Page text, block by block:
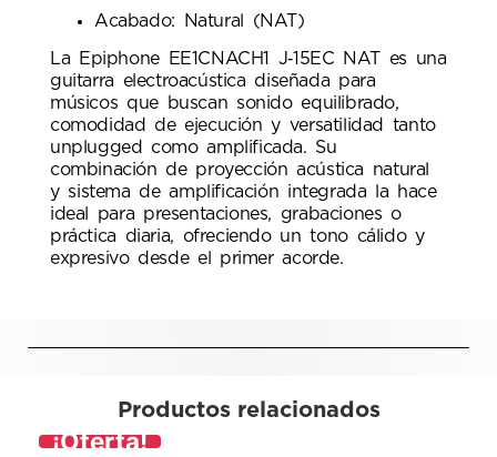
Acabado: Natural (NAT)
La Epiphone EE1CNACH1 J‑15EC NAT es una
guitarra electroacústica diseñada para
músicos que buscan sonido equilibrado,
comodidad de ejecución y versatilidad tanto
unplugged como amplificada. Su
combinación de proyección acústica natural
y sistema de amplificación integrada la hace
ideal para presentaciones, grabaciones o
práctica diaria, ofreciendo un tono cálido y
expresivo desde el primer acorde.
Productos relacionados
¡Oferta!